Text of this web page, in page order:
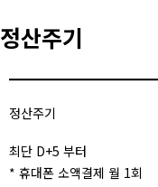
정산주기
정산주기
최단 D+5 부터
* 휴대폰 소액결제 월 1회